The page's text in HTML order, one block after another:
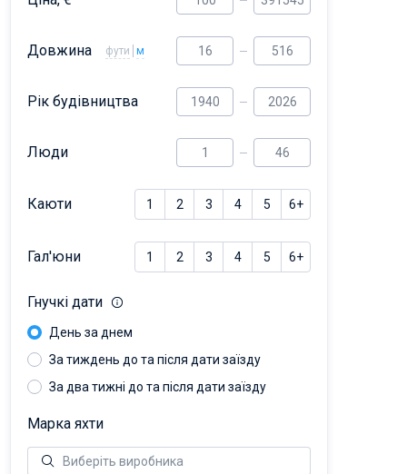
Довжина фути м
Рік будівництва
Люди
Каюти 1 2 3 4 5 6+
Гал'юни 1 2 3 4 5 6+
Гнучкі дати
День за днем
За тиждень до та після дати заїзду
За два тижні до та після дати заїзду
Марка яхти